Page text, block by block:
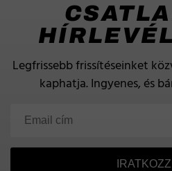
Legfrissebb frissítéseinket
kaphatja.Ingyenes, és
IRATKOZZ